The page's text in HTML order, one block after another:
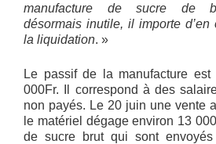
manufacture de sucre de
désormais inutile, il importe d’en
la liquidation. »
Le passif de la manufacture est
000Fr. Il correspond à des
non payés. Le 20 juin une vente
le matériel dégage environ 13
de sucre brut qui sont